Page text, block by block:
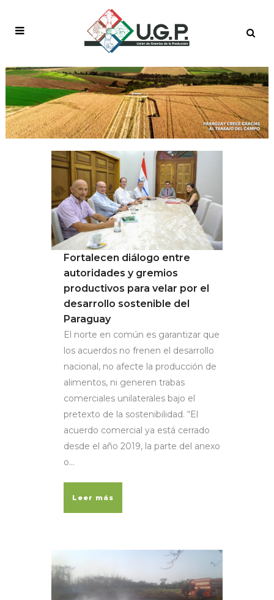
PRODUCTORES TAG
Fortalecen diálogo entre
autoridades y gremios
productivos para velar por el
desarrollo sostenible del
Paraguay
El norte en común es garantizar que
los acuerdos no frenen el desarrollo
nacional, no afecte la producción de
alimentos, ni generen trabas
comerciales unilaterales bajo el
pretexto de la sostenibilidad. “El
acuerdo comercial ya está cerrado
desde el año 2019, la parte del anexo
o...
Leer más